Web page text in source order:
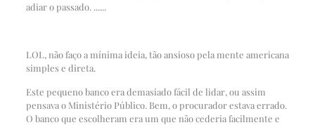
adiar o passado. ......
LOL, não faço a mínima ideia, tão ansioso pela mente americana
simples e direta.
Este pequeno banco era demasiado fácil de lidar, ou assim
pensava o Ministério Público. Bem, o procurador estava errado.
O banco que escolheram era um que não cederia facilmente e